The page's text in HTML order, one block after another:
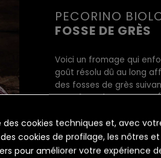
PECORINO
FOSSE DE GRÈS
Voici un fromage qui
goût résolu dû au long
des fosses de grès
“L’Ambra di Talamello”
couleur de sa pâte: il
Dans la production
l’ authenticité et les
des cookies techniques et, avec
cookies de profilage, les nôtres et
pour améliorer votre expérience